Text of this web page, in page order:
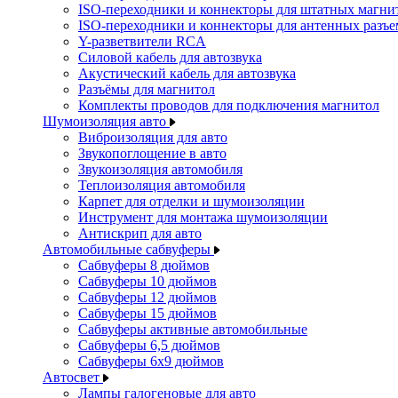
ISO-переходники и коннекторы для штатных
ISO-переходники и коннекторы для антенных
Y-разветвители RCA
Силовой кабель для автозвука
Акустический кабель для автозвука
Разъёмы для магнитол
Комплекты проводов для подключения магнитол
Шумоизоляция авто
Виброизоляция для авто
Звукопоглощение в авто
Звукоизоляция автомобиля
Теплоизоляция автомобиля
Карпет для отделки и шумоизоляции
Инструмент для монтажа шумоизоляции
Антискрип для авто
Автомобильные сабвуферы
Сабвуферы 8 дюймов
Сабвуферы 10 дюймов
Сабвуферы 12 дюймов
Сабвуферы 15 дюймов
Сабвуферы активные автомобильные
Сабвуферы 6,5 дюймов
Сабвуферы 6x9 дюймов
Автосвет
Лампы галогеновые для авто